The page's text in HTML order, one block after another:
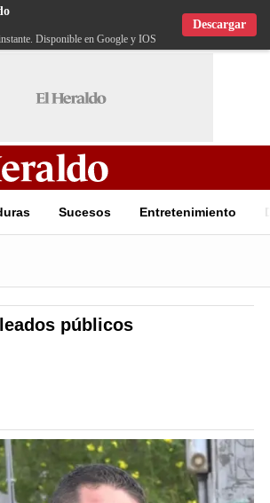
Disponible en Google y IOS
Descargar
Sucesos Entretenimiento
públicos